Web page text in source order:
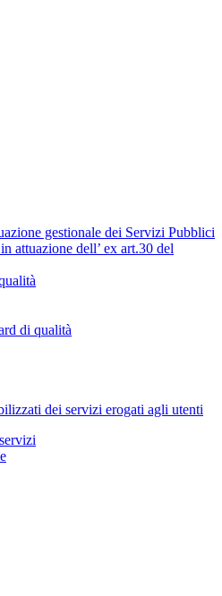
gestionale dei Servizi Pubblici
attuazione dell’ ex art.30 del
di qualità
dei servizi erogati agli utenti